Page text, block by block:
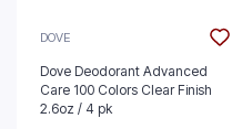
DOVE
Dove Deodorant Advanced
Care 100 Colors Clear Finish
2.6oz / 4 pk